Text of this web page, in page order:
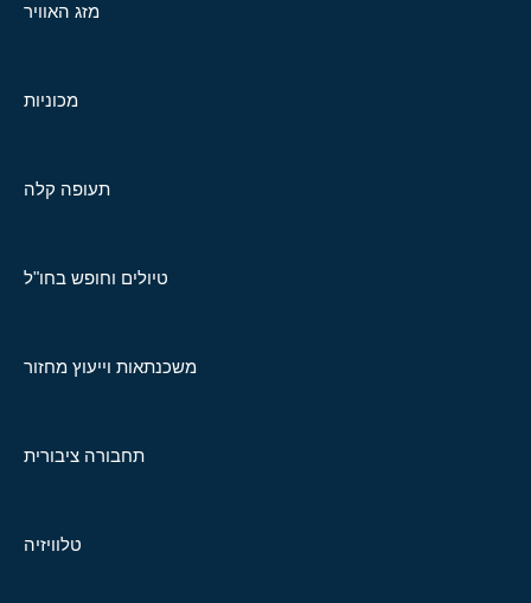
מזג האוויר
מכוניות
תעופה קלה
טיולים וחופש בחו"ל
משכנתאות וייעוץ מחזור
תחבורה ציבורית
טלוויזיה